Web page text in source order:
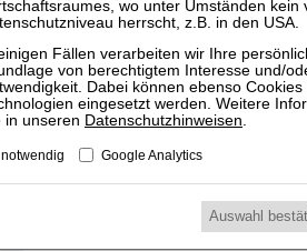
Eine Anleitung zur Teilnahme am
weitere Informationen erhalten
der Kontaktadresse angegebene
Die Teilnahmeunterlagen stellen
Sie erhalten eine
Insolvenzverwaltung. Die
Datenschutzhinweisen.
notwendig Google Analytics
Auswahl